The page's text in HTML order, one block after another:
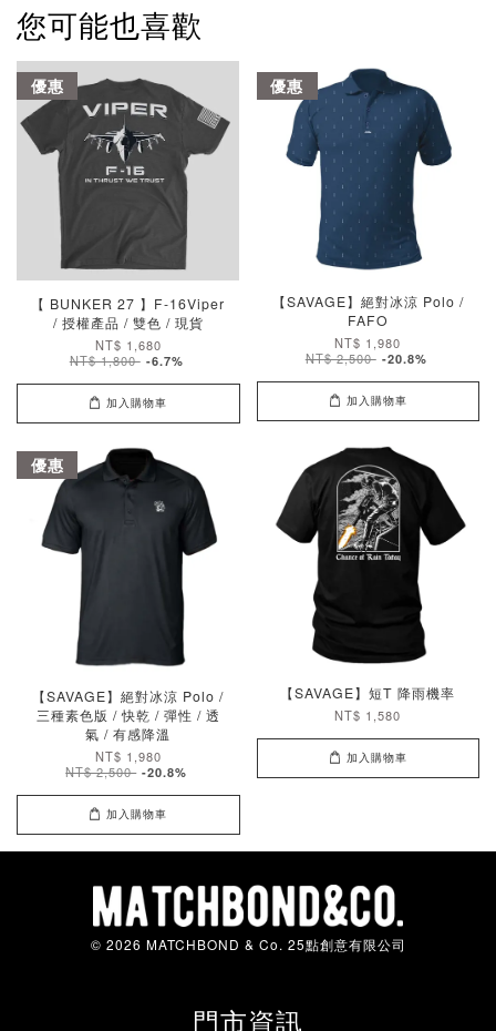
您可能也喜歡
優惠
【 BUNKER 27 】F-16Viper
/ 授權產品 / 雙色 / 現貨
NT$ 1,680
NT$ 1,800 -6.7%
加入購物車
優惠
【SAVAGE】絕對冰涼 Polo /
FAFO
NT$ 1,980
NT$ 2,500 -20.8%
加入購物車
優惠
【SAVAGE】絕對冰涼 Polo /
三種素色版 / 快乾 / 彈性 / 透
氣 / 有感降溫
NT$ 1,980
NT$ 2,500 -20.8%
加入購物車
【SAVAGE】短T 降雨機率
NT$ 1,580
加入購物車
© 2026 MATCHBOND & Co. 25點創意有限公司
門市資訊